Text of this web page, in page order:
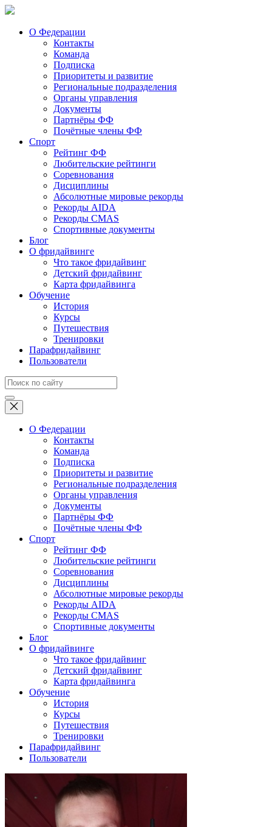
О Федерации
Контакты
Команда
Подписка
Приоритеты и развитие
Региональные подразделения
Органы управления
Документы
Партнёры ФФ
Почётные члены ФФ
Спорт
Рейтинг ФФ
Любительские рейтинги
Соревнования
Дисциплины
Абсолютные мировые рекорды
Рекорды AIDA
Рекорды CMAS
Спортивные документы
Блог
О фридайвинге
Что такое фридайвинг
Детский фридайвинг
Карта фридайвинга
Обучение
История
Курсы
Путешествия
Тренировки
Парафридайвинг
Пользователи
О Федерации
Контакты
Команда
Подписка
Приоритеты и развитие
Региональные подразделения
Органы управления
Документы
Партнёры ФФ
Почётные члены ФФ
Спорт
Рейтинг ФФ
Любительские рейтинги
Соревнования
Дисциплины
Абсолютные мировые рекорды
Рекорды AIDA
Рекорды CMAS
Спортивные документы
Блог
О фридайвинге
Что такое фридайвинг
Детский фридайвинг
Карта фридайвинга
Обучение
История
Курсы
Путешествия
Тренировки
Парафридайвинг
Пользователи